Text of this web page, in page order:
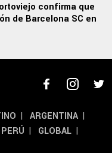
confirma que
de Barcelona SC en
| ARGENTINA |
PERÚ | GLOBAL |